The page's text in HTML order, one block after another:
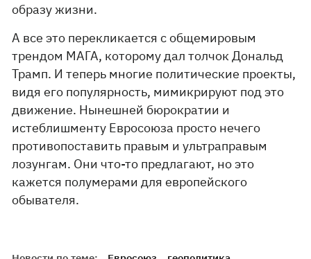
образу жизни.
А все это перекликается с общемировым
трендом МАГА, которому дал толчок Дональд
Трамп. И теперь многие политические проекты,
видя его популярность, мимикрируют под это
движение. Нынешней бюрократии и
истеблишменту Евросоюза просто нечего
противопоставить правым и ультраправым
лозунгам. Они что-то предлагают, но это
кажется полумерами для европейского
обывателя.